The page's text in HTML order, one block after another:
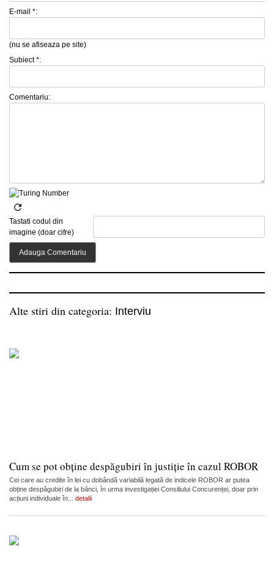
E-mail *:
(nu se afiseaza pe site)
Subiect *:
Comentariu:
Tastati codul din
imagine (doar cifre)
Alte stiri din categoria: Interviu
Cum se pot obține despăgubiri în justiție în cazul ROBOR
Cei care au credite în lei cu dobândă variabilă legată de indicele ROBOR ar putea
obține despăgubiri de la bănci, în urma investigației Consiliului Concurenței, doar prin
acțiuni individuale în... detalii